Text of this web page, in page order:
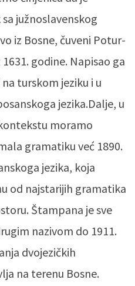
južnoslavenskog
iz Bosne, čuveni Potur-
godine. Napisao ga
turskom jeziku i u
jezika.Dalje, u
moramo
gramatiku već 1890.
jezika, koja
od najstarijih gramatika
Štampana je sve
nazivom do 1911.
dvojezičkih
na terenu Bosne.